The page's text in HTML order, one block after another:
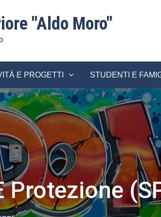
"Aldo Moro"
E PROGETTI STUDENTI E
Protezione